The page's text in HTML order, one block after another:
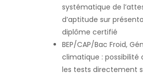
systématique de
d’aptitude sur
diplôme certifié
BEP/CAP/Bac Froid,
climatique : possibilité
les tests directement